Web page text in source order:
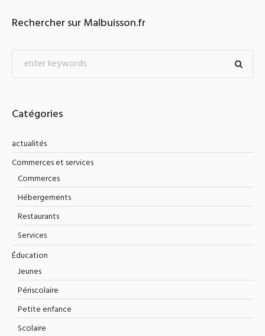
Rechercher sur Malbuisson.fr
Catégories
actualités
Commerces et services
Commerces
Hébergements
Restaurants
Services
Éducation
Jeunes
Périscolaire
Petite enfance
Scolaire